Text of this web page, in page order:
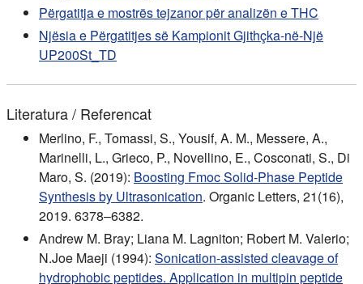
Përgatitja e mostrës tejzanor për analizën e THC
Njësia e Përgatitjes së Kampionit Gjithçka-në-Një
UP200St_TD
Literatura / Referencat
Merlino, F., Tomassi, S., Yousif, A. M., Messere, A.,
Marinelli, L., Grieco, P., Novellino, E., Cosconati, S., Di
Maro, S. (2019): Boosting Fmoc Solid-Phase Peptide
Synthesis by Ultrasonication. Organic Letters, 21(16),
2019. 6378–6382.
Andrew M. Bray; Liana M. Lagniton; Robert M. Valerio;
N.Joe Maeji (1994): Sonication-assisted cleavage of
hydrophobic peptides. Application in multipin peptide